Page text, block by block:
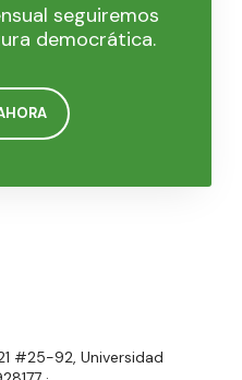
seguiremos
democrática.
#25-92, Universidad